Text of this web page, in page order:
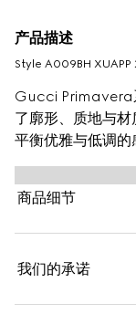
产品描述
Style ‎A009BH XUAPP
Gucci Primavera
了廓形、质地与
平衡优雅与低调的
款贴身迷你连衣
带饰有马衔扣细节
商品细节
我们的承诺